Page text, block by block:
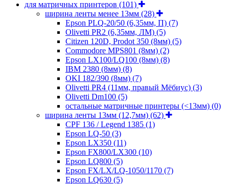
для матричных принтеров (101)
ширина ленты менее 13мм (28)
Epson PLQ-20/50 (6,35мм, П) (7)
Olivetti PR2 (6,35мм, ЛМ) (5)
Citizen 120D, Prodot 350 (8мм) (5)
Commodore MPS801 (8мм) (2)
Epson LX100/LQ100 (8мм) (8)
IBM 2380 (8мм) (8)
OKI 182/390 (8мм) (7)
Olivetti PR4 (11мм, правый Мёбиус) (3)
Olivetti Dm100 (5)
остальные матричные принтеры (<13мм) (0)
ширина ленты 13мм (12,7мм) (62)
CPF 136 / Legend 1385 (1)
Epson LQ-50 (3)
Epson LX350 (11)
Epson FX800/LX300 (10)
Epson LQ800 (5)
Epson FX/LX/LQ-1050/1170 (7)
Epson LQ630 (5)